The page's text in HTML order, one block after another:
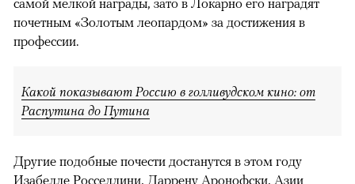
почетным «Золотым леопардом» за достижения в
профессии.
Какой показывают Россию в голливудском кино: от
Распутина до Путина
Другие подобные почести достанутся в этом году
Изабелле Росселлини, Даррену Аронофски, Азии